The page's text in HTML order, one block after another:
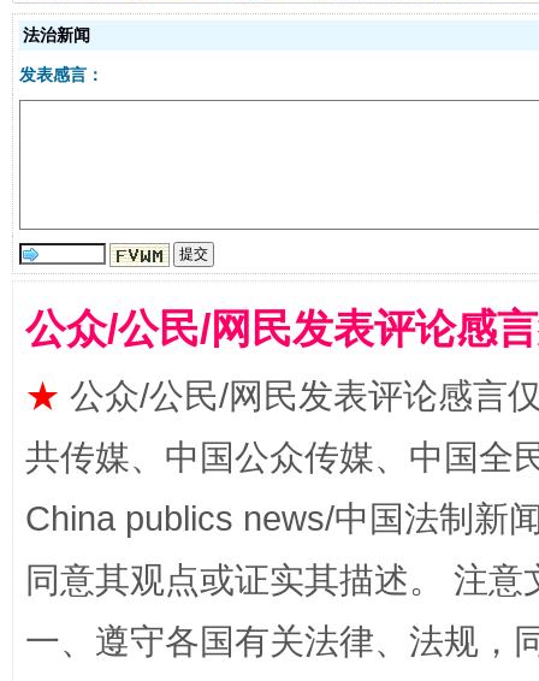
受贿1.44亿！段成刚被判无期 从幼
全民健身五年计划来了！等你上场
法治新闻
发表感言：
公众/公民/网民发表评论感
★ 公众/公民/网民发表评论感言
共传媒、中国公众传媒、中国全
China publics news/中国法制新
同意其观点或证实其描述。 注
一、遵守各国有关法律、法规，